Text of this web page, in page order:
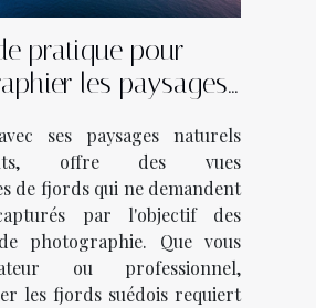
pratique pour
les paysages
ses paysages naturels
offre des vues
de fjords qui ne demandent
par l'objectif des
photographie. Que vous
ou professionnel,
les fjords suédois requiert